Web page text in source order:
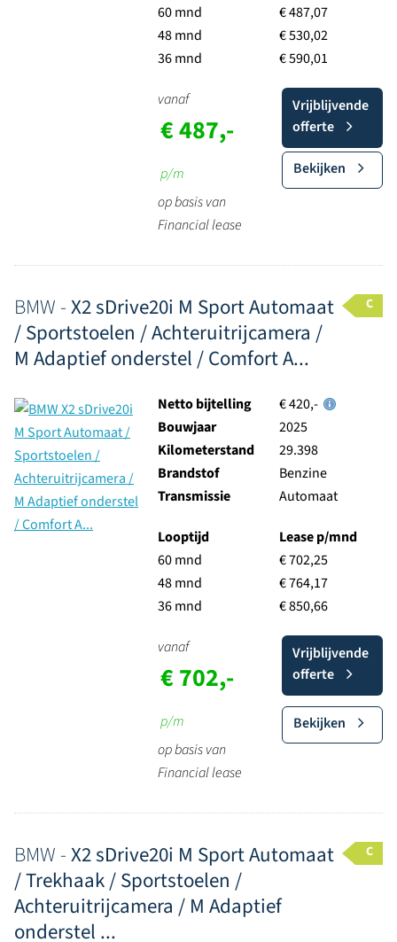
60 mnd
48 mnd
36 mnd
€ 487,07
€ 530,02
€ 590,01
vanaf
€ 487,-
p/m
op basis van
Financial lease
Vrijblijvende
offerte
Bekijken
BMW -X2 sDrive20i M Sport Automaat
/ Sportstoelen / Achteruitrijcamera /
M Adaptief onderstel / Comfort A...
C
Netto bijtelling
€ 420,-
Bouwjaar
2025
Kilometerstand
29.398
Brandstof
Benzine
Transmissie
Automaat
Looptijd
60 mnd
48 mnd
36 mnd
Lease p/mnd
€ 702,25
€ 764,17
€ 850,66
vanaf
€ 702,-
p/m
op basis van
Financial lease
Vrijblijvende
offerte
Bekijken
BMW -X2 sDrive20i M Sport Automaat
/ Trekhaak / Sportstoelen /
Achteruitrijcamera / M Adaptief
onderstel ...
C